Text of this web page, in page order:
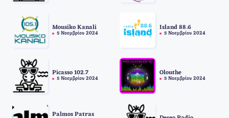
Mousiko Kanali
5 Νοεμβρίου 2024
Island 88.6
5 Νοεμβρίου 2024
Picasso 102.7
5 Νοεμβρίου 2024
Olouthe
5 Νοεμβρίου 2024
Palmos Patras